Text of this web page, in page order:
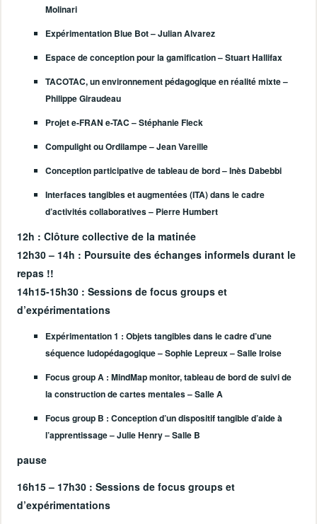
Molinari
Expérimentation Blue Bot – Julian Alvarez
Espace de conception pour la gamification – Stuart Hallifax
TACOTAC, un environnement pédagogique en réalité mixte –
Philippe Giraudeau
Projet e-FRAN e-TAC – Stéphanie Fleck
Compulight ou Ordilampe – Jean Vareille
Conception participative de tableau de bord – Inès Dabebbi
Interfaces tangibles et augmentées (ITA) dans le cadre
d’activités collaboratives – Pierre Humbert
12h : Clôture collective de la matinée
12h30 – 14h : Poursuite des échanges informels durant le
repas !!
14h15-15h30 : Sessions de focus groups et
d’expérimentations
Expérimentation 1 : Objets tangibles dans le cadre d’une
séquence ludopédagogique – Sophie Lepreux – Salle Iroise
Focus group A : MindMap monitor, tableau de bord de suivi de
la construction de cartes mentales – Salle A
Focus group B : Conception d’un dispositif tangible d’aide à
l’apprentissage – Julie Henry – Salle B
pause
16h15 – 17h30 : Sessions de focus groups et
d’expérimentations